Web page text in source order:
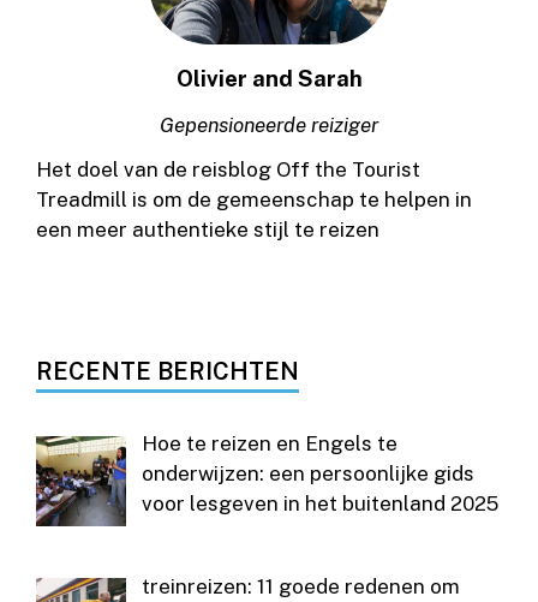
Olivier and Sarah
Gepensioneerde reiziger
Het doel van de reisblog Off the Tourist
Treadmill is om de gemeenschap te helpen in
een meer authentieke stijl te reizen
RECENTE BERICHTEN
Hoe te reizen en Engels te
onderwijzen: een persoonlijke gids
voor lesgeven in het buitenland 2025
treinreizen: 11 goede redenen om